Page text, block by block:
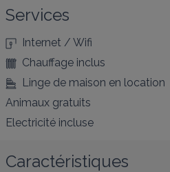
Services
Internet / Wifi
Chauffage inclus
Linge de maison en location
Animaux gratuits
Electricité incluse
Caractéristiques